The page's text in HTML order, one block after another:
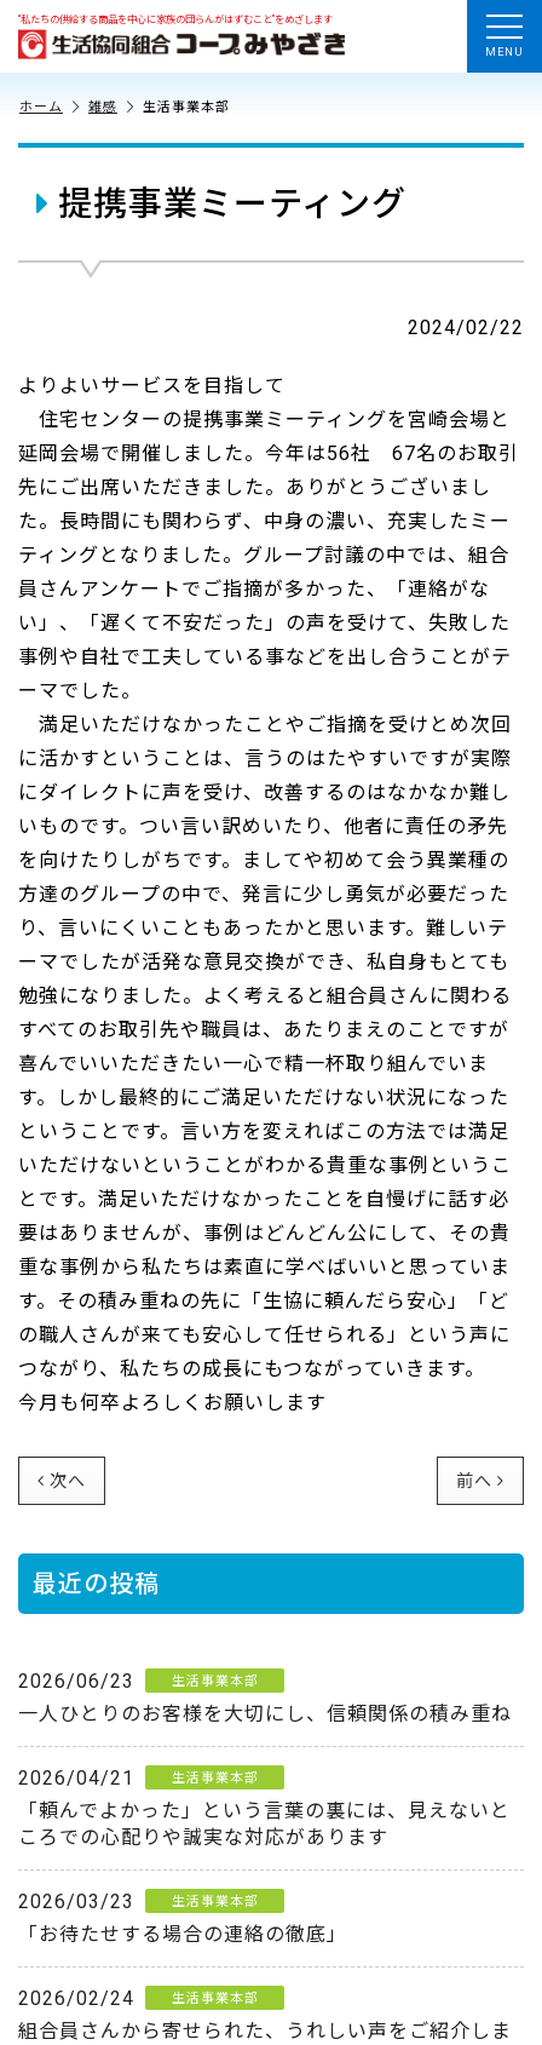
“私たちの供給する商品を中心に家族の団らんがはずむこと”をめざします
MENU
ホーム 雑感 生活事業本部
提携事業ミーティング
2024/02/22
よりよいサービスを目指して
住宅センターの提携事業ミーティングを宮崎会場と
延岡会場で開催しました。今年は56社 67名のお取引
先にご出席いただきました。ありがとうございまし
た。長時間にも関わらず、中身の濃い、充実したミー
ティングとなりました。グループ討議の中では、組合
員さんアンケートでご指摘が多かった、「連絡がな
い」、「遅くて不安だった」の声を受けて、失敗した
事例や自社で工夫している事などを出し合うことがテ
ーマでした。
満足いただけなかったことやご指摘を受けとめ次回
に活かすということは、言うのはたやすいですが実際
にダイレクトに声を受け、改善するのはなかなか難し
いものです。つい言い訳めいたり、他者に責任の矛先
を向けたりしがちです。ましてや初めて会う異業種の
方達のグループの中で、発言に少し勇気が必要だった
り、言いにくいこともあったかと思います。難しいテ
ーマでしたが活発な意見交換ができ、私自身もとても
勉強になりました。よく考えると組合員さんに関わる
すべてのお取引先や職員は、あたりまえのことですが
喜んでいいただきたい一心で精一杯取り組んでいま
す。しかし最終的にご満足いただけない状況になった
ということです。言い方を変えればこの方法では満足
いただけないということがわかる貴重な事例というこ
とです。満足いただけなかったことを自慢げに話す必
要はありませんが、事例はどんどん公にして、その貴
重な事例から私たちは素直に学べばいいと思っていま
す。その積み重ねの先に「生協に頼んだら安心」「ど
の職人さんが来ても安心して任せられる」という声に
つながり、私たちの成長にもつながっていきます。
今月も何卒よろしくお願いします
次へ 前へ
最近の投稿
2026/06/23 生活事業本部
一人ひとりのお客様を大切にし、信頼関係の積み重ね
2026/04/21 生活事業本部
「頼んでよかった」という言葉の裏には、見えないと
ころでの心配りや誠実な対応があります
2026/03/23 生活事業本部
「お待たせする場合の連絡の徹底」
2026/02/24 生活事業本部
組合員さんから寄せられた、うれしい声をご紹介しま